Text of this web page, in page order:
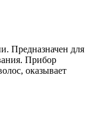
Предназначен для
Прибор
оказывает